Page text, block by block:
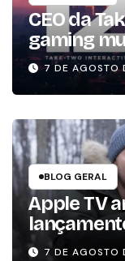
CEO da
gaming
jogos por
7 DE AGOSTO
BLOG GERAL
Apple TV
conheça
7 DE AGOSTO